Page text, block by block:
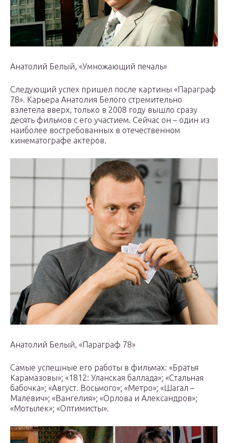
Анатолий Белый, «Умножающий печаль»
Следующий успех пришел после картины «Параграф
78». Карьера Анатолия Белого стремительно
взлетела вверх, только в 2008 году вышло сразу
десять фильмов с его участием. Сейчас он – один из
наиболее востребованных в отечественном
кинематографе актеров.
Анатолий Белый, «Параграф 78»
Самые успешные его работы в фильмах: «Братья
Карамазовы»; «1812: Уланская баллада»; «Стальная
бабочка»; «Август. Восьмого»; «Метро»; «Шагал –
Малевич»; «Вангелия»; «Орлова и Александров»;
«Мотылек»; «Оптимисты».